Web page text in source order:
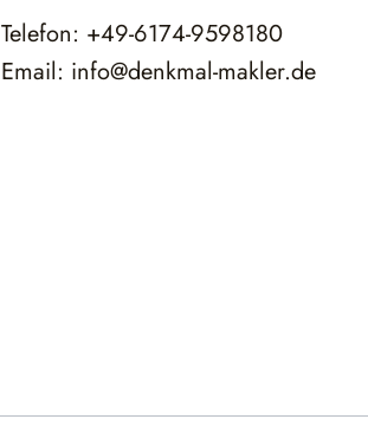
Telefon: +49-6174-9598180
Email: info@denkmal-makler.de